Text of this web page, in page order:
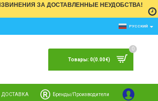
ЗА ДОСТАВЛЕННЫЕ НЕУДОБСТВА!
РУССКИЙ
Товары: 0(0.00€)
0
ДОСТАВКА Бренды/Производители